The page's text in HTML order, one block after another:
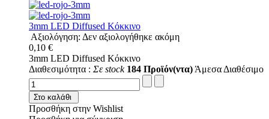
3mm LED Diffused Κόκκινο
Αξιολόγηση: Δεν αξιολογήθηκε ακόμη
0,10 €
3mm LED Diffused Κόκκινο
Διαθεσιμότητα : Σε stock 184 Προϊόν(ντα) Άμεσα Διαθέσιμο
Στο καλάθι
Προσθήκη στην Wishlist